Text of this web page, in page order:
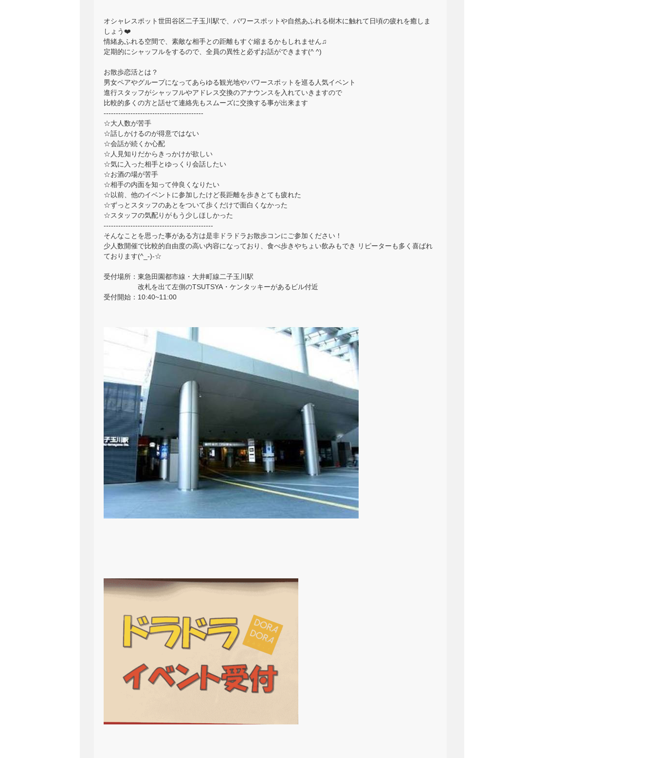
オシャレスポット世田谷区二子玉川駅で、パワースポットや自然あふれる樹木に触れて日頃の疲れを癒しま
しょう❤️
情緒あふれる空間で、素敵な相手との距離もすぐ縮まるかもしれません♫
定期的にシャッフルをするので、全員の異性と必ずお話ができます(^ ^)
お散歩恋活とは？
男女ペアやグループになってあらゆる観光地やパワースポットを巡る人気イベント
進行スタッフがシャッフルやアドレス交換のアナウンスを入れていきますので
比較的多くの方と話せて連絡先もスムーズに交換する事が出来ます
-----------------------------------------
☆大人数が苦手
☆話しかけるのが得意ではない
☆会話が続くか心配
☆人見知りだからきっかけが欲しい
☆気に入った相手とゆっくり会話したい
☆お酒の場が苦手
☆相手の内面を知って仲良くなりたい
☆以前、他のイベントに参加したけど長距離を歩きとても疲れた
☆ずっとスタッフのあとをついて歩くだけで面白くなかった
☆スタッフの気配りがもう少しほしかった
---------------------------------------------
そんなことを思った事がある方は是非ドラドラお散歩コンにご参加ください！
少人数開催で比較的自由度の高い内容になっており、食べ歩きやちょい飲みもでき リピーターも多く喜ばれ
ております(^_-)-☆
受付場所：東急田園都市線・大井町線二子玉川駅
改札を出て左側のTSUTSYA・ケンタッキーがあるビル付近
受付開始：10:40~11:00